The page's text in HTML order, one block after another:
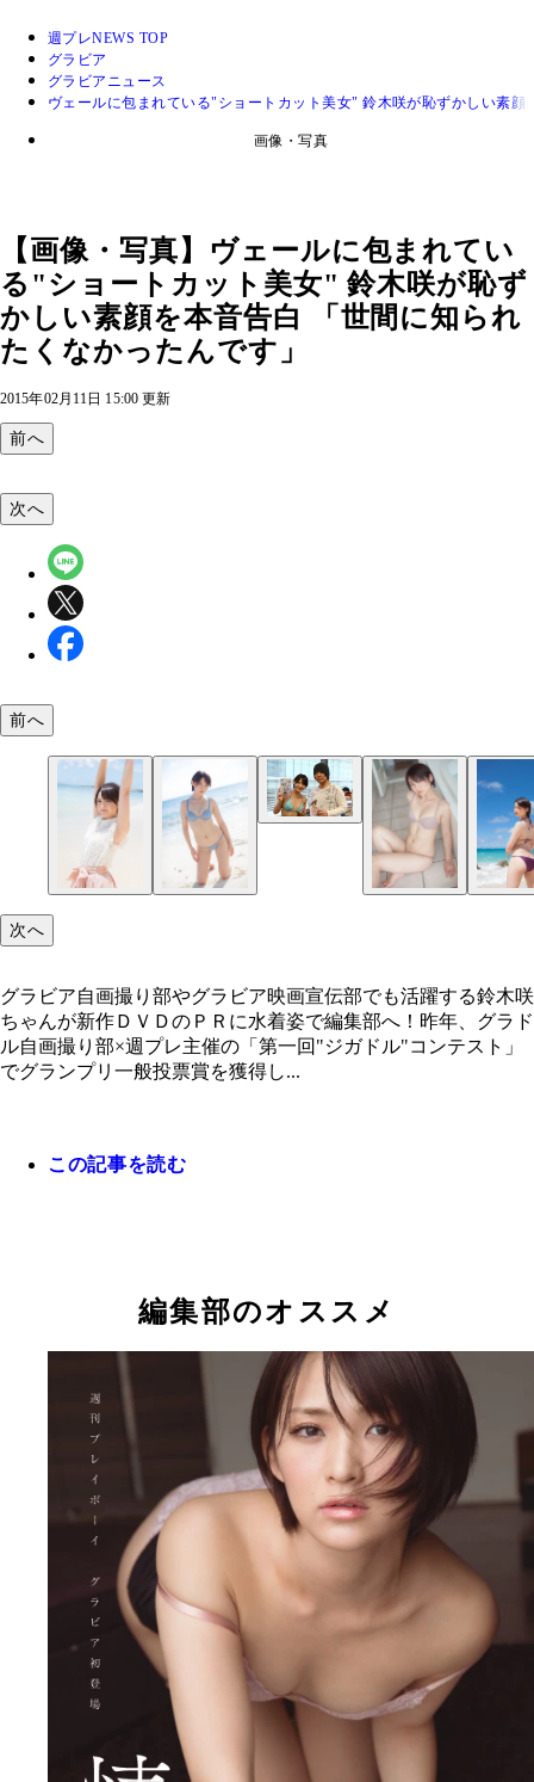
週プレNEWS TOP
グラビア
グラビアニュース
ヴェールに包まれている"ショートカット美女" 鈴木咲が恥ずかしい素
画像・写真
【画像・写真】ヴェールに包まれてい
る"ショートカット美女" 鈴木咲が恥ず
かしい素顔を本音告白 「世間に知られ
たくなかったんです」
2015年02月11日 15:00 更新
前へ
新作ＤＶＤを片手に、水着姿で貝山弘一編集長に
来てくれた鈴木咲ちゃん
キュートでセクシーだが、趣味はサバゲー！
次へ
前へ
次へ
グラビア自画撮り部やグラビア映画宣伝部でも活躍する鈴木咲
ちゃんが新作ＤＶＤのＰＲに水着姿で編集部へ！昨年、グラド
ル自画撮り部×週プレ主催の「第一回"ジガドル"コンテスト」
でグランプリ一般投票賞を獲得し...
この記事を読む
編集部のオススメ